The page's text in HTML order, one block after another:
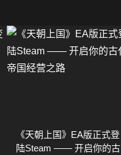
《天朝上国》EA版正式登
陆Steam —— 开启你的古